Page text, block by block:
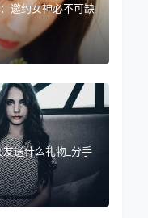
邀约女神必不可缺
友送什么礼物_分手